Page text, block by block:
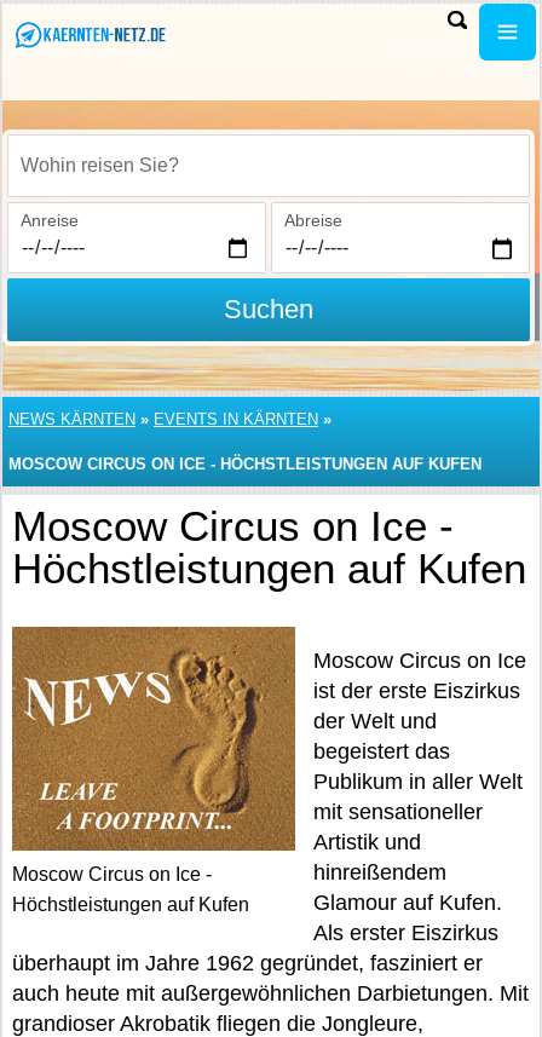
Wohin reisen Sie?
Anreise Abreise
Suchen
NEWS KÄRNTEN » EVENTS IN KÄRNTEN »
MOSCOW CIRCUS ON ICE - HÖCHSTLEISTUNGEN AUF KUFEN
Moscow Circus on Ice -
Höchstleistungen auf Kufen
Moscow Circus on Ice -
Höchstleistungen auf Kufen
Moscow Circus on Ice
ist der erste Eiszirkus
der Welt und
begeistert das
Publikum in aller Welt
mit sensationeller
Artistik und
hinreißendem
Glamour auf Kufen.
Als erster Eiszirkus
überhaupt im Jahre 1962 gegründet, fasziniert er
auch heute mit außergewöhnlichen Darbietungen. Mit
grandioser Akrobatik fliegen die Jongleure,